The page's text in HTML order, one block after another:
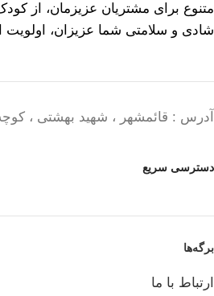
متنوع برای مشتریان عزیزمان، از
شادی و سلامتی شما عزیزان،
آدرس : قائمشهر ، شهید بهشتی ، کوچه لاله 10 ،
دسترسی سریع
برگه‌ها
ارتباط با ما